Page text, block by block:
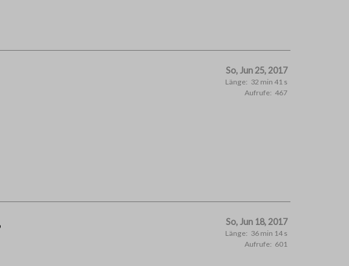
So, Jun 25, 2017
Länge: 32 min 41 s
Aufrufe: 467
So, Jun 18, 2017
Länge: 36 min 14 s
Aufrufe: 601